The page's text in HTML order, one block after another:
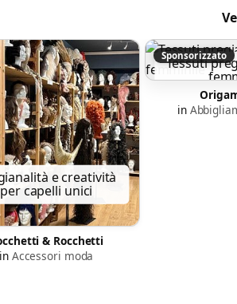
e creatività
per capelli unici
& Rocchetti
in Accessori moda
Sponsorizzato
Tessuti
in